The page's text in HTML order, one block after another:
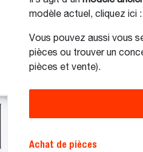
modèle actuel, cliquez ici :
Vous pouvez aussi vous
pièces ou trouver un
pièces et vente).
Achat de pièces